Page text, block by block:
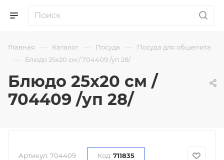
Главная — Каталог — Посуда — Посуда для общепита
— Блюдо 25х20 см / 704409 /уп 28/
Блюдо 25х20 см /
704409 /уп 28/
Артикул: 704409 Код: 711835